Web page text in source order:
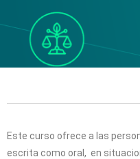
Este curso ofrece a las
escrita como oral, en